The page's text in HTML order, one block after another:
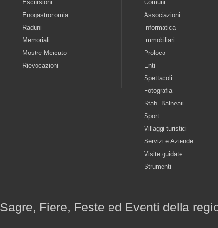
Escursioni
Enogastronomia
Raduni
Memoriali
Mostre-Mercato
Rievocazioni
Comuni
Associazioni
Informatica
Immobiliari
Proloco
Enti
Spettacoli
Fotografia
Stab. Balneari
Sport
Villaggi turistici
Servizi e Aziende
Visite guidate
Strumenti
Sagre, Fiere, Feste ed Eventi della